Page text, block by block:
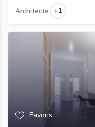
Architecte +1
Favoris